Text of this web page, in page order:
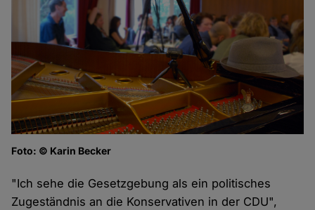
Foto: © Karin Becker
"Ich sehe die Gesetzgebung als ein politisches
Zugeständnis an die Konservativen in der CDU",